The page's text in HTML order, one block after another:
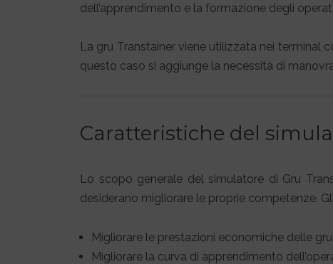
dell’apprendimento e la formazione degli
La gru Transtainer viene utilizzata nei terminal
questo caso si aggiunge la necessità di
Caratteristiche del
Lo scopo generale del simulatore di Gru
desiderano migliorare le proprie competenze.
Migliorare le prestazioni economiche delle
Migliorare la curva di apprendimento